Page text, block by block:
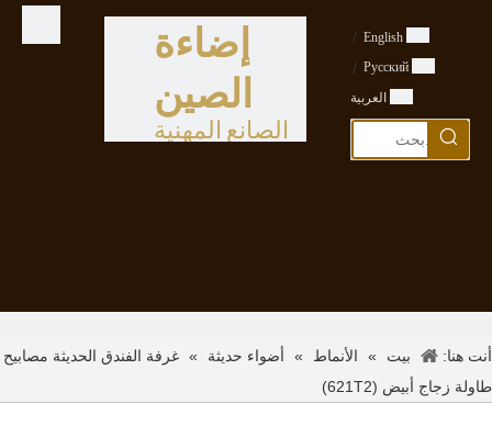
إضاءة
الصين
الصانع المهنية
English
/
Pусский
/
العربية
أنت هنا: بيت » الأنماط » أضواء حديثة » غرفة الفندق الحديثة مصابيح
طاولة زجاج أبيض (621T2)